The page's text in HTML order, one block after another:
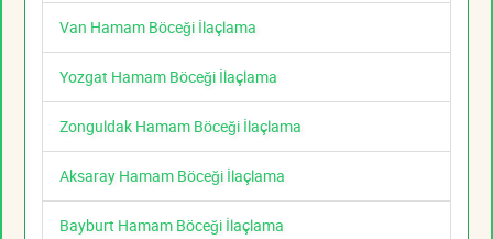
Van Hamam Böceği İlaçlama
Yozgat Hamam Böceği İlaçlama
Zonguldak Hamam Böceği İlaçlama
Aksaray Hamam Böceği İlaçlama
Bayburt Hamam Böceği İlaçlama